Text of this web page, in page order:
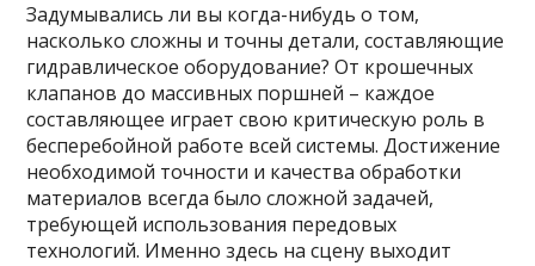
Задумывались ли вы когда-нибудь о том,
насколько сложны и точны детали, составляющие
гидравлическое оборудование? От крошечных
клапанов до массивных поршней – каждое
составляющее играет свою критическую роль в
бесперебойной работе всей системы. Достижение
необходимой точности и качества обработки
материалов всегда было сложной задачей,
требующей использования передовых
технологий. Именно здесь на сцену выходит